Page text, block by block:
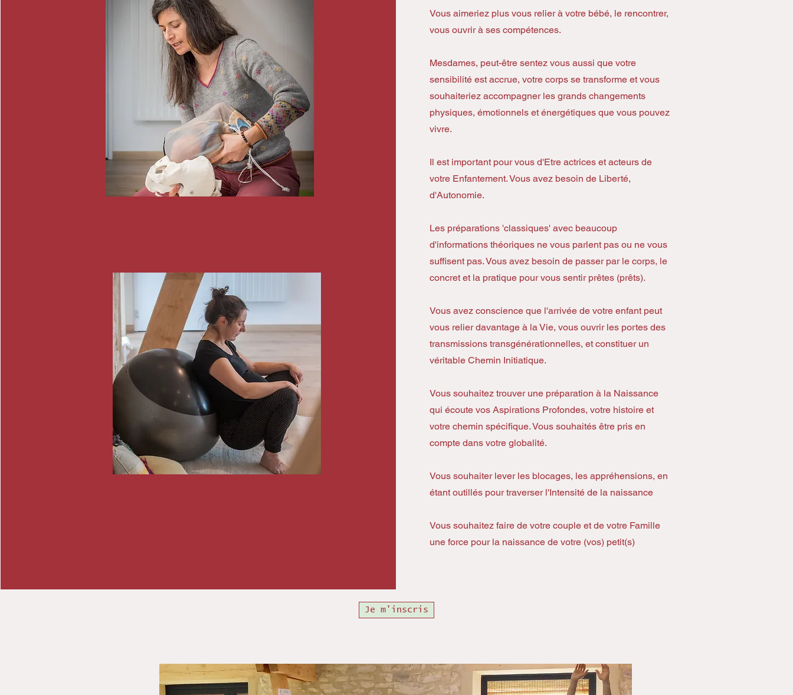
Vous aimeriez plus vous relier à votre bébé, le rencontrer,
vous ouvrir à ses compétences.
Mesdames, peut-être sentez vous aussi que votre
sensibilité est accrue, votre corps se transforme et vous
souhaiteriez accompagner les grands changements
physiques, émotionnels et énergétiques que vous pouvez
vivre.
Il est important pour vous d'Etre actrices et acteurs de
votre Enfantement. Vous avez besoin de Liberté,
d'Autonomie.
Les préparations 'classiques' avec beaucoup
d'informations théoriques ne vous parlent pas ou ne vous
suffisent pas. Vous avez besoin de passer par le corps, le
concret et la pratique pour vous sentir prêtes (prêts).
Vous avez conscience que l'arrivée de votre enfant peut
vous relier davantage à la Vie, vous ouvrir les portes des
transmissions transgénérationnelles, et constituer un
véritable Chemin Initiatique.
Vous souhaitez trouver une préparation à la Naissance
qui écoute vos Aspirations Profondes, votre histoire et
votre chemin spécifique. Vous souhaités être pris en
compte dans votre globalité.
Vous souhaiter lever les blocages, les appréhensions, en
étant outillés pour traverser l'Intensité de la naissance
Vous souhaitez faire de votre couple et de votre Famille
une force pour la naissance de votre (vos) petit(s)
Je m'inscris